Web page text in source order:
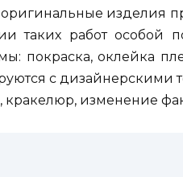
оригинальные
таких работ особой
покраска, оклейка
с дизайнерскими
кракелюр, изменение